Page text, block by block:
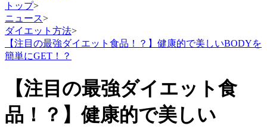
トップ>
ニュース>
ダイエット方法>
【注目の最強ダイエット食品！？】健康的で美しいBODYを
簡単にGET！？
【注目の最強ダイエット食
品！？】健康的で美しい